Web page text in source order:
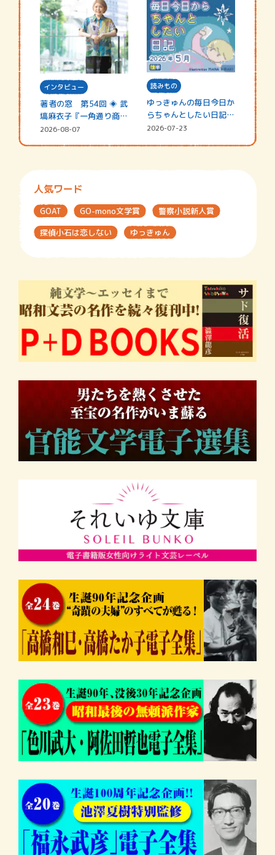
インタビュー
著者の窓 第54回 ◈ 武
塙麻衣子『一角通り商店
街の…
2026-08-07
読みもの
ゆっきゅんの毎日今日か
らちゃんとしたい日記
☆202…
2026-07-23
人気ワード
GOAT GO-mono文学賞
警察小説新人賞
探偵小石は恋しない
ゆっきゅん